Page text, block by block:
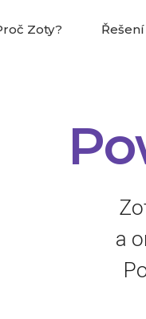
Zoty? Řešení
a